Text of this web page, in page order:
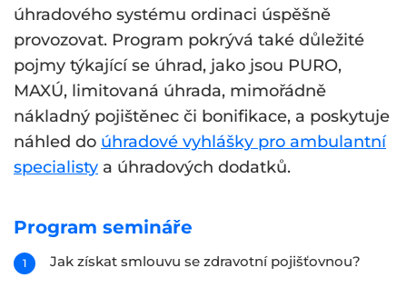
úhradového systému ordinaci úspěšně
provozovat. Program pokrývá také důležité
pojmy týkající se úhrad, jako jsou PURO,
MAXÚ, limitovaná úhrada, mimořádně
nákladný pojištěnec či bonifikace, a poskytuje
náhled do úhradové vyhlášky pro ambulantní
specialisty a úhradových dodatků.
Program semináře
Jak získat smlouvu se zdravotní pojišťovnou?